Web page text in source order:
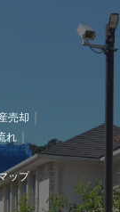
売却
れ
ップ